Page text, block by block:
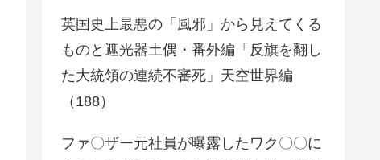
英国史上最悪の「風邪」から見えてくる
ものと遮光器土偶・番外編「反旗を翻し
た大統領の連続不審死」天空世界編
（188）
ファ〇ザー元社員が曝露したワク〇〇に